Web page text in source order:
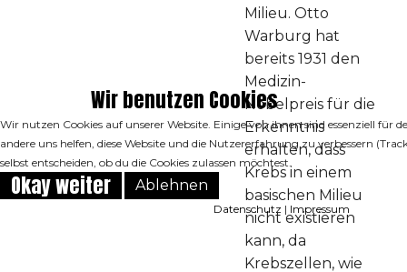
Milieu. Otto
Warburg hat
bereits 1931 den
Medizin-
Nobelpreis für die
Erkenntnis
erhalten, dass
Krebs in einem
basischen Milieu
nicht existieren
kann, da
Krebszellen, wie
Wir benutzen Cookies
Wir nutzen Cookies auf unserer Website. Einige von ihnen sind essenziell für
andere uns helfen, diese Website und die Nutzererfahrung zu verbessern
selbst entscheiden, ob du die Cookies zulassen möchtest.
Okay weiter Ablehnen
Datenschutz | Impressum